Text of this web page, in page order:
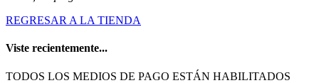
REGRESAR A LA TIENDA
Viste recientemente...
TODOS LOS MEDIOS DE PAGO ESTÁN HABILITADOS